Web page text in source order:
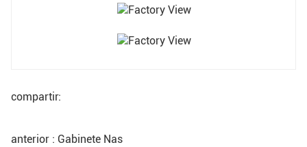
compartir:
anterior : Gabinete Nas